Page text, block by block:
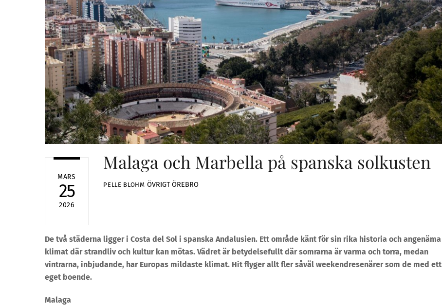
MARS
25
2026
Malaga och Marbella på spanska solkusten
PELLE BLOHM ÖVRIGT ÖREBRO
De två städerna ligger i Costa del Sol i spanska Andalusien. Ett område känt för sin rika historia och angenäma
klimat där strandliv och kultur kan mötas. Vädret är betydelsefullt där somrarna är varma och torra, medan
vintrarna, inbjudande, har Europas mildaste klimat. Hit flyger allt fler såväl weekendresenärer som de med ett
eget boende.
Malaga